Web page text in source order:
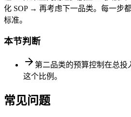
化 SOP → 再考虑下一品类。每一步
标准。
本节判断
第二品类的预算控制在总投
这个比例。
常见问题